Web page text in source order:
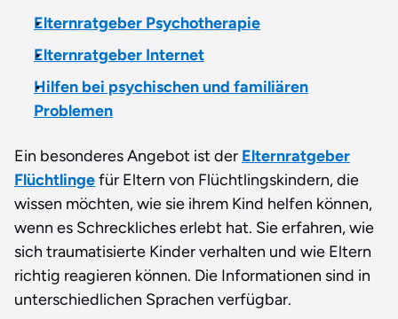
Elternratgeber Psychotherapie
Elternratgeber Internet
Hilfen bei psychischen und familiären
Problemen
Ein besonderes Angebot ist der Elternratgeber
Flüchtlingefür Eltern von Flüchtlingskindern, die
wissen möchten, wie sie ihrem Kind helfen können,
wenn es Schreckliches erlebt hat. Sie erfahren, wie
sich traumatisierte Kinder verhalten und wie Eltern
richtig reagieren können. Die Informationen sind in
unterschiedlichen Sprachen verfügbar.